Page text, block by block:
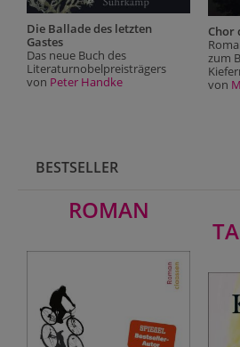
Die Ballade des letzten
Gastes
Das neue Buch des
Literaturnobelpreisträgers
von Peter Handke
Chor
zum
von
BESTSELLER
ROMAN